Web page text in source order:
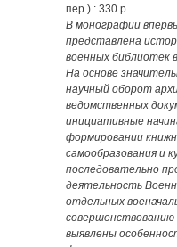
пер.) : 330 р.
В монографии
представлена
военных библиотек
На основе
научный оборот
ведомственных
инициативные
формировании
самообразования и
последовательно
деятельность
отдельных
совершенствованию
выявлены